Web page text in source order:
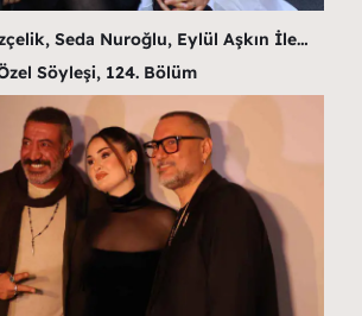
Seda Nuroğlu, Eylül Aşkın İle…
Söyleşi, 124. Bölüm